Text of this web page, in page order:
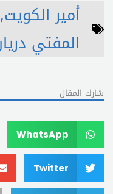
أمير الكويت,
المفتي
شارك المقال
WhatsApp
Twitter